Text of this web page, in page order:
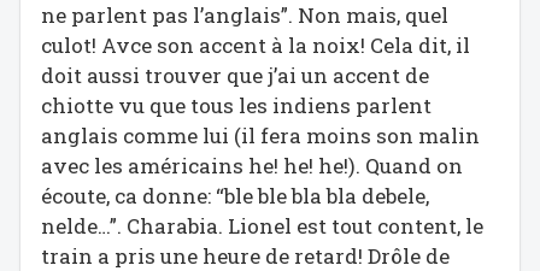
ne parlent pas l’anglais”. Non mais, quel
culot! Avce son accent à la noix! Cela dit, il
doit aussi trouver que j’ai un accent de
chiotte vu que tous les indiens parlent
anglais comme lui (il fera moins son malin
avec les américains he! he! he!). Quand on
écoute, ca donne: “ble ble bla bla debele,
nelde…”. Charabia. Lionel est tout content, le
train a pris une heure de retard! Drôle de